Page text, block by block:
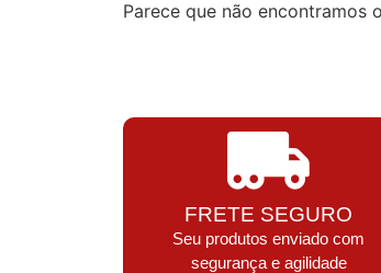
Parece que não encontramos
FRETE SEGURO
Seu produtos enviado com
segurança e agilidade